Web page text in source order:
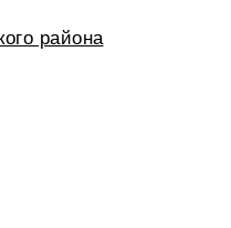
района